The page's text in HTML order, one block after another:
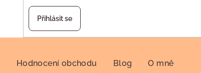
Přihlásit se
Hodnocení obchodu Blog O mně